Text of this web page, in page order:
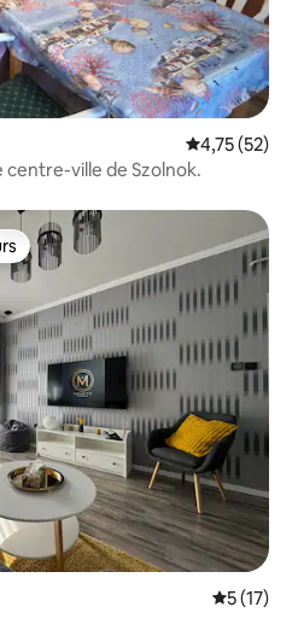
Évaluation
4,75 (52)
ville de Szolnok.
plus appréciés
5 (17)